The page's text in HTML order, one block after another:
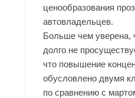
ценообразования
автовладельцев.
Больше чем уверена,
долго не
что повышение
обусловлено двумя
по сравнению с